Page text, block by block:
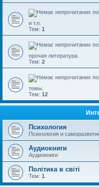
и т.п.
Тем: 1
прочая литература.
Тем: 2
темы.
Тем: 12
Психология
Психология и
Аудиокниги
Аудиокниги
Політика в світі
Тем: 1